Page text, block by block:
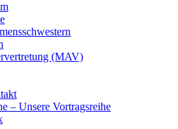
(MAV)
– Unsere Vortragsreihe